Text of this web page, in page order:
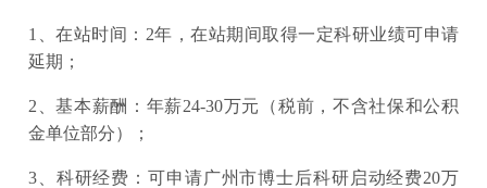
1、在站时间：2年，在站期间取得一定科研业绩可申请
延期；
2、基本薪酬：年薪24-30万元（税前，不含社保和公积
金单位部分）；
3、科研经费：可申请广州市博士后科研启动经费20万